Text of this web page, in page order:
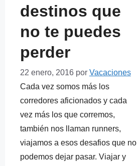
destinos que
no te puedes
perder
22 enero, 2016 por Vacaciones
Cada vez somos más los
corredores aficionados y cada
vez más los que corremos,
también nos llaman runners,
viajamos a esos desafios que no
podemos dejar pasar. Viajar y